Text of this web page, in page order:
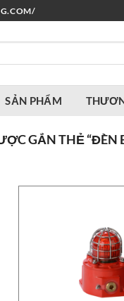
SẢN PHẨM
GẮN THẺ “ĐÈN